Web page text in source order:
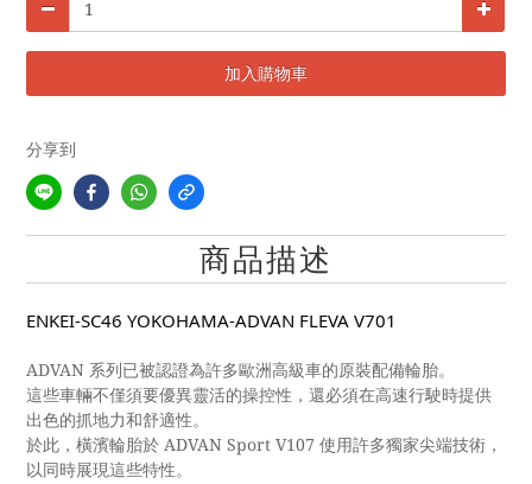
加入購物車
分享到
商品描述
ENKEI-SC46 YOKOHAMA-ADVAN FLEVA V701
ADVAN 系列已被認證為許多歐洲高級車的原裝配備輪胎。
這些車輛不僅須要優異靈活的操控性，還必須在高速行駛時提供
出色的抓地力和舒適性。
於此，橫濱輪胎於 ADVAN Sport V107 使用許多獨家尖端技術，
以同時展現這些特性。